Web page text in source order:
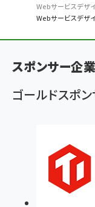
く
ず
Webサービスデザ
Webサービスデザ
スポンサー企
ゴールドスポ